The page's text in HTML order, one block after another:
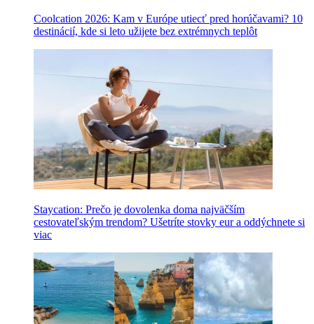
Coolcation 2026: Kam v Európe utiecť pred horúčavami? 10
destinácií, kde si leto užijete bez extrémnych teplôt
Staycation: Prečo je dovolenka doma najväčším
cestovateľským trendom? Ušetríte stovky eur a oddýchnete si
viac